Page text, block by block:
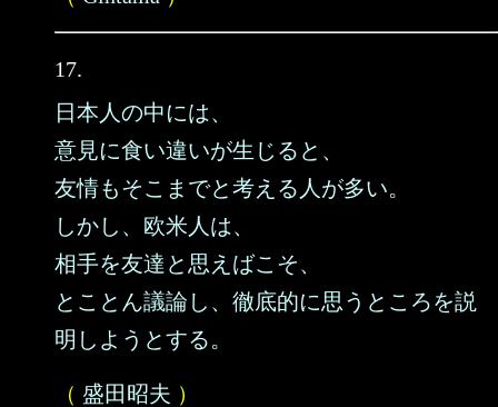
17.
日本人の中には、
意見に食い違いが生じると、
友情もそこまでと考える人が多い。
しかし、欧米人は、
相手を友達と思えばこそ、
とことん議論し、徹底的に思うところを説
明しようとする。
（ 盛田昭夫 ）